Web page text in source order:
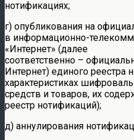
нотификациях;
г) опубликования на
в информационно-
«Интернет» (далее
соответственно –
Интернет) единого реестра
характеристиках
средств и товаров, их
реестр нотификаций);
д) аннулирования